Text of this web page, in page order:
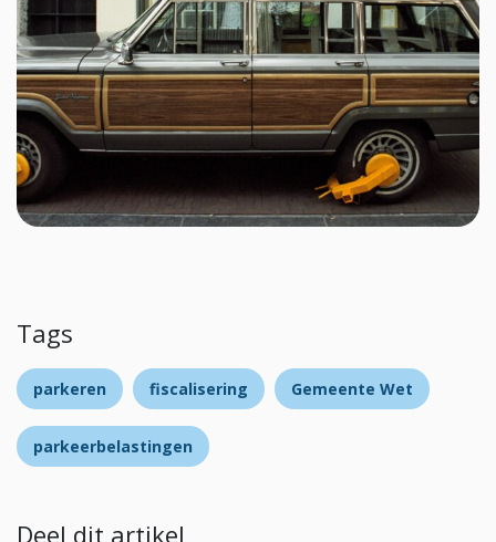
Tags
parkeren fiscalisering Gemeente Wet
parkeerbelastingen
Deel dit artikel